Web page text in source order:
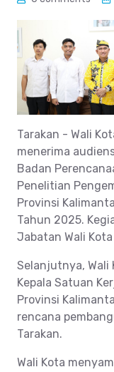
Tarakan - Wali
menerima
Badan
Penelitian
Provinsi
Tahun 2025.
Jabatan Wali
Selanjutnya, Wali
Kepala Satuan
Provinsi
rencana
Tarakan.
Wali Kota